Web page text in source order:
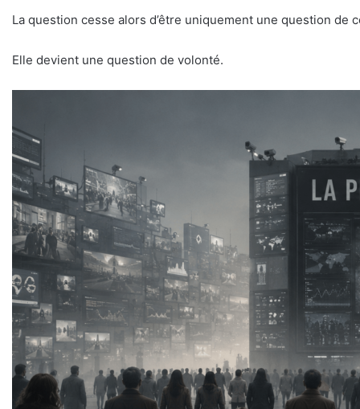
La question cesse alors d’être uniquement une question de
Elle devient une question de volonté.